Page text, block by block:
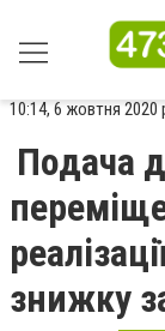
10:14, 6 жовтня 2020
Подача
знижку